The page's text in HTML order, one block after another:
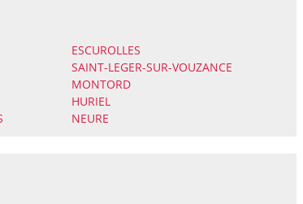
ESCUROLLES
SAINT-LEGER-SUR-VOUZANCE
MONTORD
HURIEL
NEURE